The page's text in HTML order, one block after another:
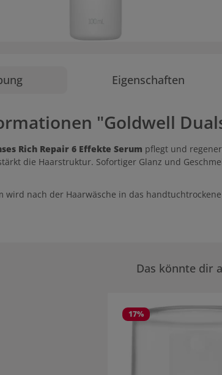
Eigenschaften
"Goldwell
Rich Repair 6 Effekte Serum pflegt und
die Haarstruktur. Sofortiger Glanz und
wird nach der Haarwäsche in das
Das könnte dir
17%